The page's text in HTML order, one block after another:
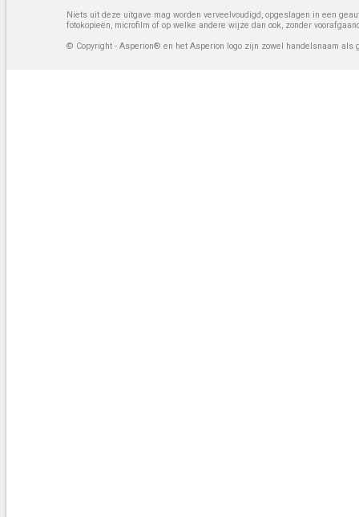
Niets uit deze uitgave mag worden verveelvoudigd, opgeslagen in een
fotokopieën, microfilm of op welke andere wijze dan ook, zonder
© Copyright - Asperion® en het Asperion logo zijn zowel handelsnaam als